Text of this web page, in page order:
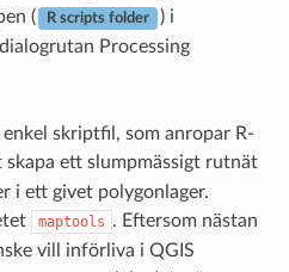
(
R scripts folder
) i
Processing
skriptfil, som anropar R-
skapa ett slumpmässigt rutnät
i ett givet polygonlager.
maptools . Eftersom nästan
vill införliva i QGIS